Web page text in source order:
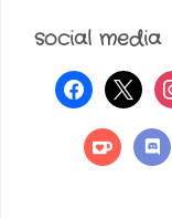
social media